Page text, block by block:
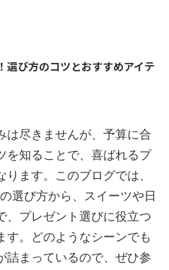
選び方のコツとおすすめアイテ
は尽きませんが、予算に合
を知ることで、喜ばれるプ
ます。このブログでは、
選び方から、スイーツや日
、プレゼント選びに役立つ
す。どのようなシーンでも
詰まっているので、ぜひ参